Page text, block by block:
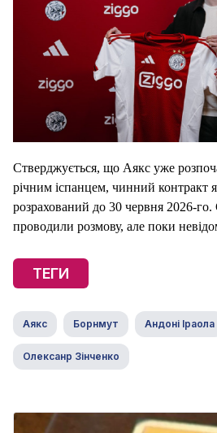
Стверджується, що Аякс уже
річним іспанцем, чинний контракт
розрахований до 30 червня 2026-
проводили розмову, але поки
ТЕГИ
Аякс Борнмут Андоні Іраола
Олексанр Зінченко